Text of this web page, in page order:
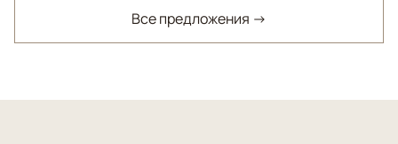
Все предложения →